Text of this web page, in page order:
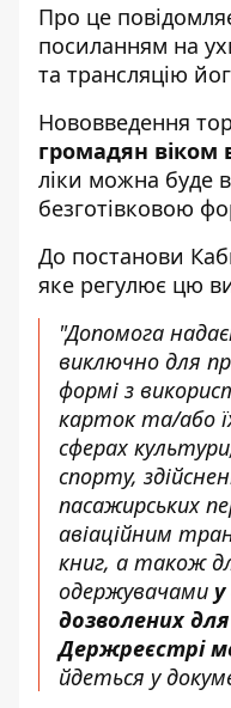
Про це
посиланням на
та трансляцію
Нововведення
громадян віком
ліки можна буде
безготівковою
До постанови
яке регулює цю
"Допомога
виключно для
формі з
карток та/або
сферах
спорту,
пасажирських
авіаційним
книг, а також
одержувачами у
дозволених
Держреєстрі
йдеться у